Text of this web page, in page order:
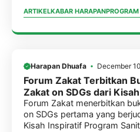
ARTIKELKABAR HARAPAN
Harapan Dhuafa December
Forum Zakat Terbitkan
Zakat on SDGs dari
Sanitasi LAZ Harfa
Forum Zakat menerbitkan
on SDGs pertama yang
Kisah Inspiratif Program